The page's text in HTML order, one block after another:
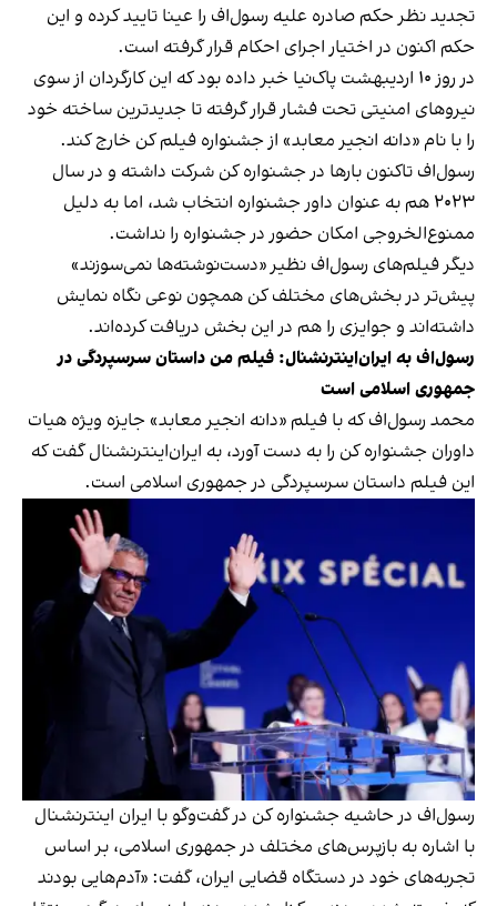
تجدید نظر حکم صادره علیه رسول‌اف را عینا تایید کرده و این
حکم اکنون در اختیار اجرای احکام قرار گرفته است.
در روز ۱۰ اردیبهشت پاک‌نیا خبر داده بود که این کارگردان از سوی
نیروهای امنیتی تحت فشار قرار گرفته تا جدیدترین ساخته خود
را با نام «دانه انجیر معابد» از جشنواره فیلم کن خارج کند.
رسول‌اف تاکنون بارها در جشنواره کن شرکت داشته و در سال
۲۰۲۳ هم به عنوان داور جشنواره انتخاب شد، اما به دلیل
ممنوع‌الخروجی امکان حضور در جشنواره را نداشت.
دیگر فیلم‌های رسول‌اف نظیر «دست‌نوشته‌ها نمی‌سوزند»
پیش‌تر در بخش‌های مختلف کن همچون نوعی نگاه نمایش
داشته‌اند و جوایزی را هم در این بخش دریافت کرده‌اند.
رسول‌اف به ایران‌اینترنشنال: فیلم من داستان سرسپردگی در
جمهوری اسلامی است
محمد رسول‌اف که با فیلم «دانه‌ انجیر معابد» جایزه ویژه هیات
داوران جشنواره کن را به دست آورد، به ایران‌اینترنشنال گفت که
این فیلم داستان سرسپردگی در جمهوری اسلامی است.
رسول‌اف در حاشیه جشنواره کن در گفت‌وگو با ایران اینترنشنال
با اشاره به بازپرس‌های مختلف در جمهوری اسلامی، بر اساس
تجربه‌های خود در دستگاه قضایی ایران، گفت: «آدم‌هایی بودند